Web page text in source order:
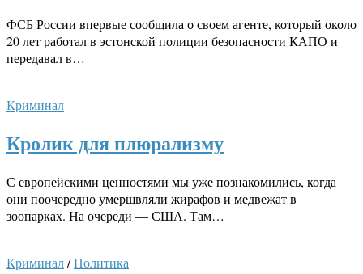
ФСБ России впервые сообщила о своем агенте, который около
20 лет работал в эстонской полиции безопасности КАПО и
передавал в…
Криминал
Кролик для плюрализму
С европейскими ценностями мы уже познакомились, когда
они поочередно умерщвляли жирафов и медвежат в
зоопарках. На очереди — США. Там…
Криминал/Политика